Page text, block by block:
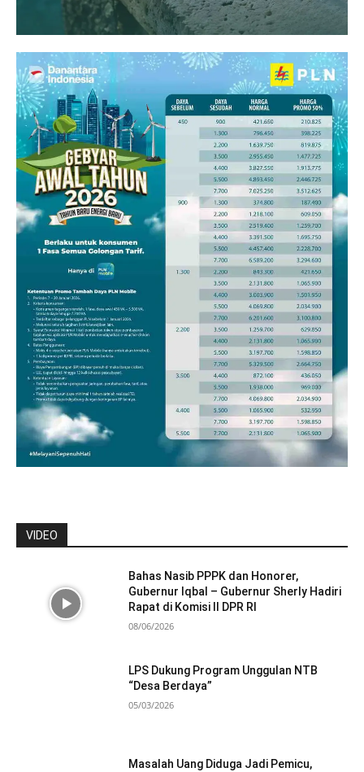
VIDEO
Bahas Nasib PPPK dan Honorer,
Gubernur Iqbal – Gubernur Sherly Hadiri
Rapat di Komisi II DPR RI
08/06/2026
LPS Dukung Program Unggulan NTB
“Desa Berdaya”
05/03/2026
Masalah Uang Diduga Jadi Pemicu,